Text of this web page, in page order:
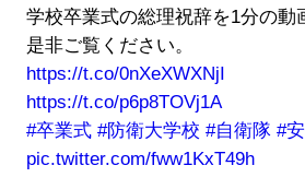
学校卒業式の総理祝辞を1分の動
是非ご覧ください。
https://t.co/0nXeXWXNjI
https://t.co/p6p8TOVj1A
#卒業式 #防衛大学校 #自衛隊 #
pic.twitter.com/fww1KxT49h